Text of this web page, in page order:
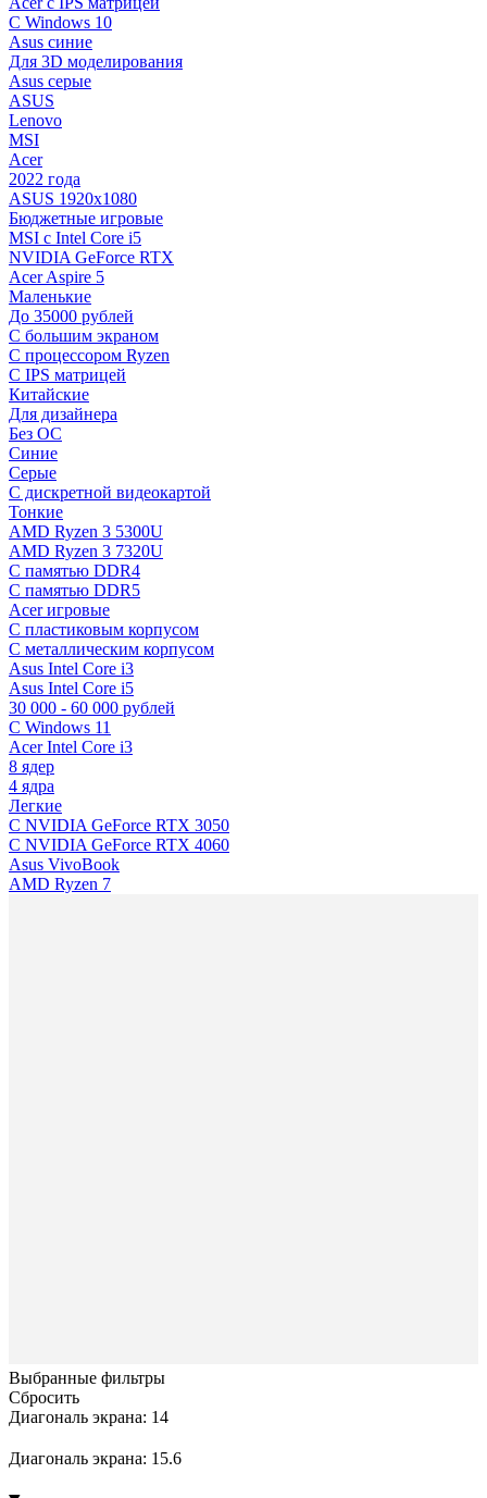
С Windows 10
Asus синие
Для 3D моделирования
Asus серые
ASUS
Lenovo
MSI
Acer
2022 года
ASUS 1920х1080
Бюджетные игровые
MSI с Intel Core i5
NVIDIA GeForce RTX
Acer Aspire 5
Маленькие
До 35000 рублей
C большим экраном
С процессором Ryzen
С IPS матрицей
Китайские
Для дизайнера
Без ОС
Синие
Серые
C дискретной видеокартой
Тонкие
AMD Ryzen 3 5300U
AMD Ryzen 3 7320U
С памятью DDR4
С памятью DDR5
Acer игровые
С пластиковым корпусом
С металлическим корпусом
Asus Intel Core i3
Asus Intel Core i5
30 000 - 60 000 рублей
С Windows 11
Acer Intel Core i3
8 ядер
4 ядра
Легкие
С NVIDIA GeForce RTX 3050
С NVIDIA GeForce RTX 4060
Asus VivoBook
AMD Ryzen 7
Выбранные фильтры
Сбросить
Диагональ экрана: 14
Диагональ экрана: 15.6